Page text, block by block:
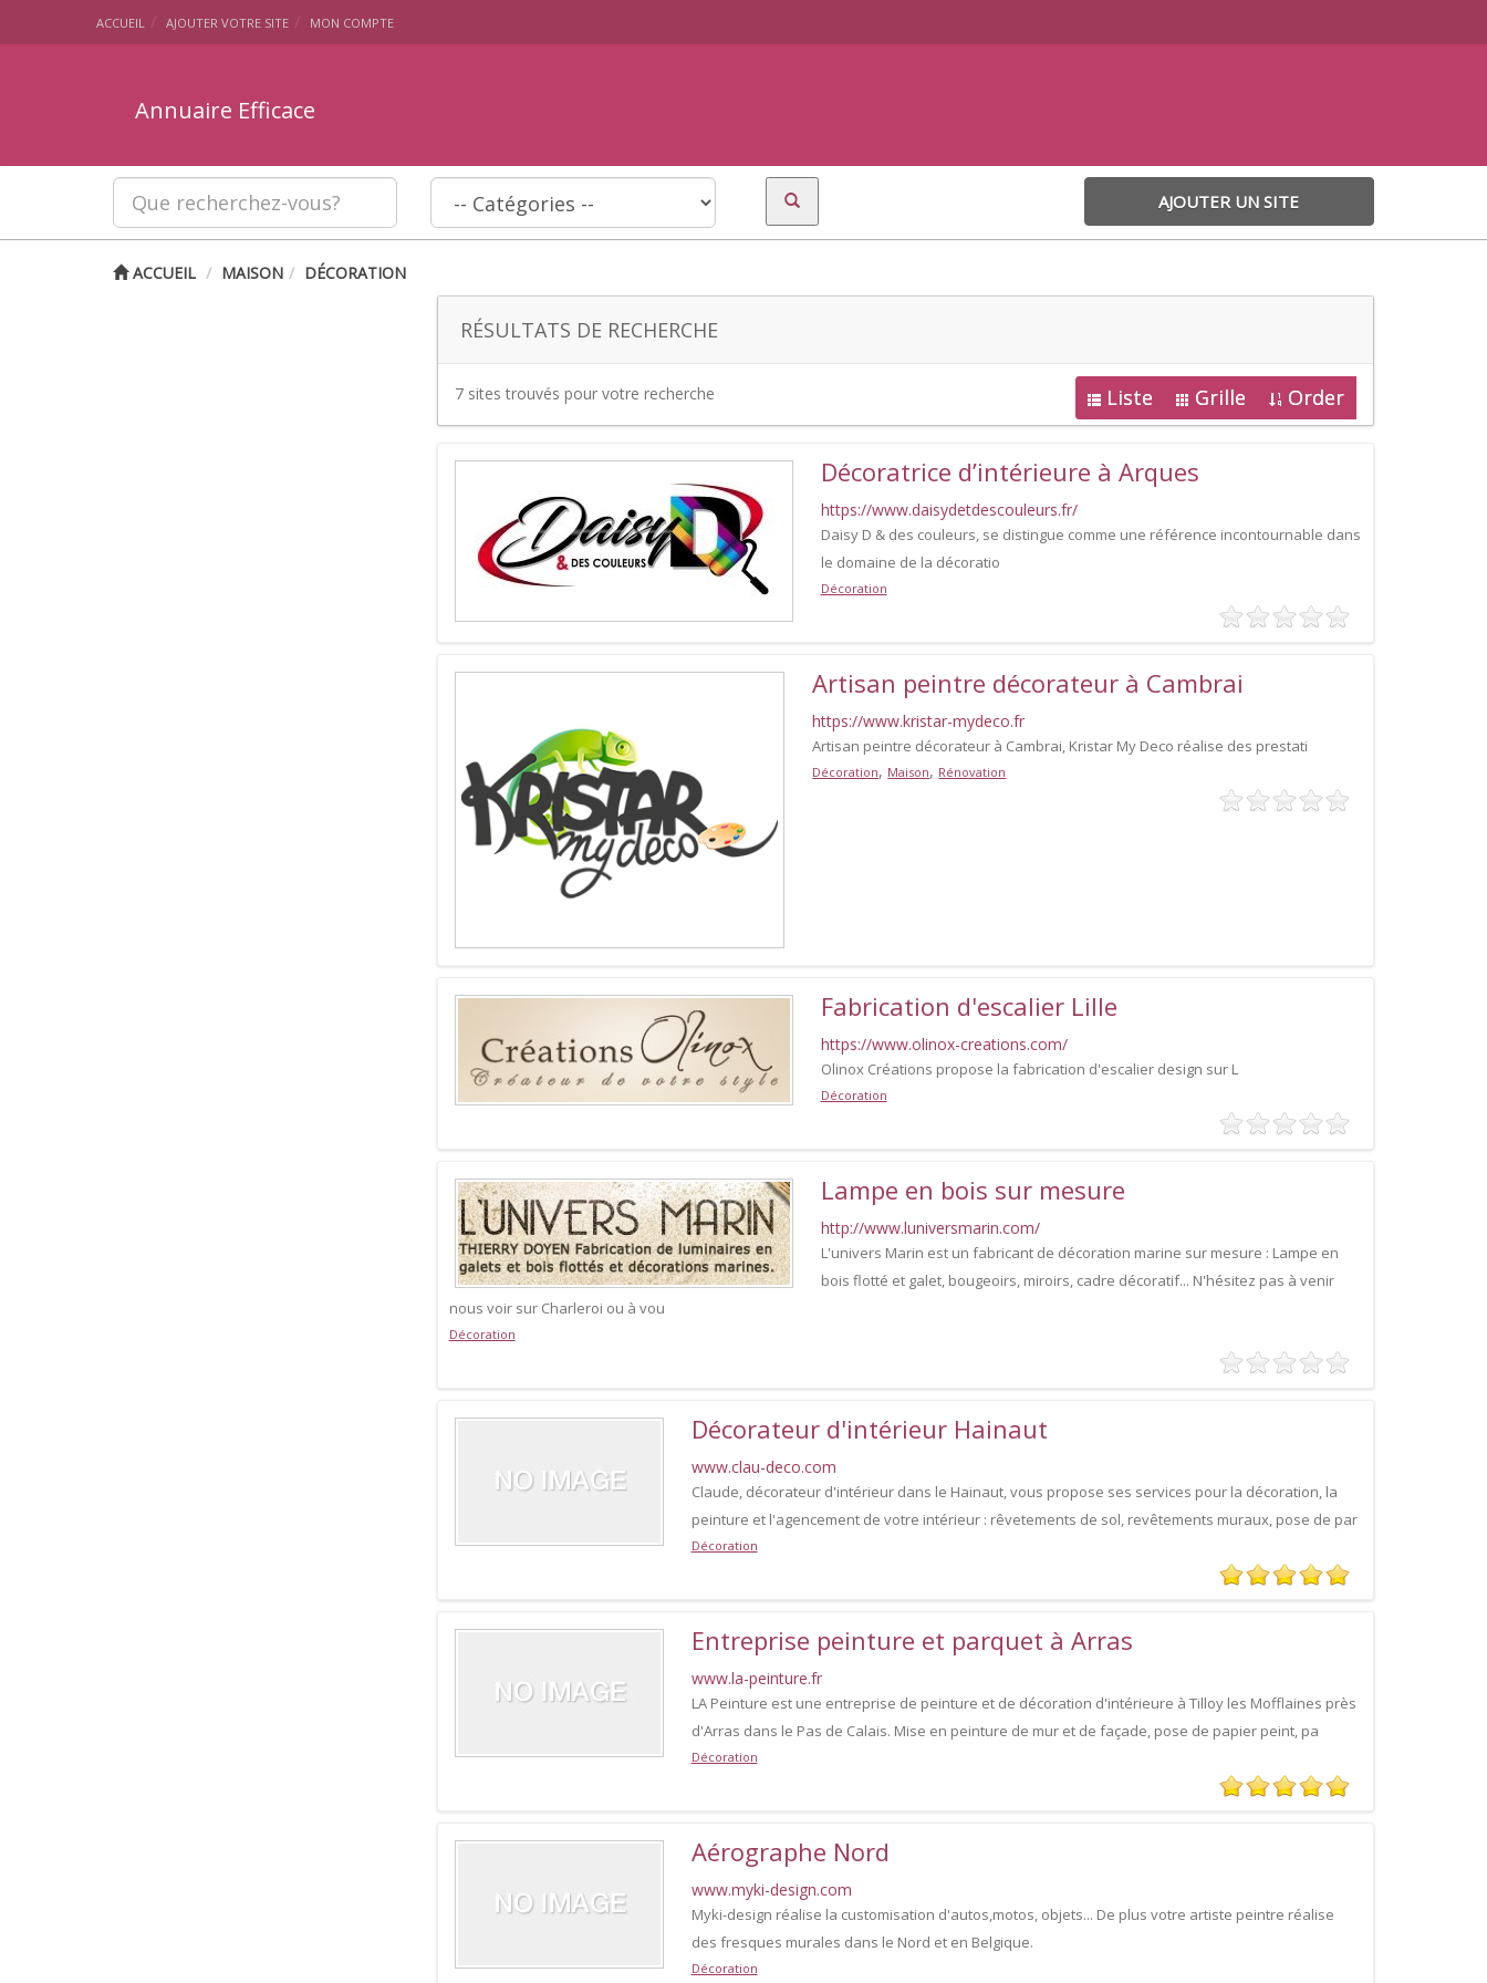
ACCUEIL AJOUTER VOTRE SITE MON COMPTE
Annuaire Efficace
AJOUTER UN SITE
ACCUEIL MAISON DÉCORATION
RÉSULTATS DE RECHERCHE
7 sites trouvés pour votre recherche Liste Grille Order
Décoratrice d’intérieure à Arques
https://www.daisydetdescouleurs.fr/
Daisy D & des couleurs, se distingue comme une référence incontournable dans
le domaine de la décoratio
Décoration
Artisan peintre décorateur à Cambrai
https://www.kristar-mydeco.fr
Artisan peintre décorateur à Cambrai, Kristar My Deco réalise des prestati
Décoration, Maison, Rénovation
Fabrication d'escalier Lille
https://www.olinox-creations.com/
Olinox Créations propose la fabrication d'escalier design sur L
Décoration
Lampe en bois sur mesure
http://www.luniversmarin.com/
L'univers Marin est un fabricant de décoration marine sur mesure : Lampe en
bois flotté et galet, bougeoirs, miroirs, cadre décoratif... N'hésitez pas à venir
nous voir sur Charleroi ou à vou
Décoration
Décorateur d'intérieur Hainaut
www.clau-deco.com
Claude, décorateur d'intérieur dans le Hainaut, vous propose ses services pour la décoration, la
peinture et l'agencement de votre intérieur : rêvetements de sol, revêtements muraux, pose de par
Décoration
Entreprise peinture et parquet à Arras
www.la-peinture.fr
LA Peinture est une entreprise de peinture et de décoration d'intérieure à Tilloy les Mofflaines près
d'Arras dans le Pas de Calais. Mise en peinture de mur et de façade, pose de papier peint, pa
Décoration
Aérographe Nord
www.myki-design.com
Myki-design réalise la customisation d'autos,motos, objets... De plus votre artiste peintre réalise
des fresques murales dans le Nord et en Belgique.
Décoration